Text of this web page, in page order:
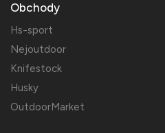
Obchody
Hs-sport
Nejoutdoor
Knifestock
Husky
OutdoorMarket